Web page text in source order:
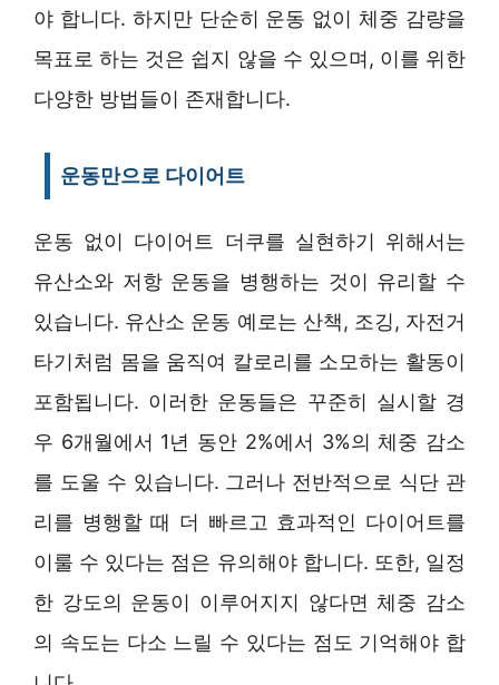
야 합니다. 하지만 단순히 운동 없이 체중 감량을
목표로 하는 것은 쉽지 않을 수 있으며, 이를 위한
다양한 방법들이 존재합니다.
운동만으로 다이어트
운동 없이 다이어트 더쿠를 실현하기 위해서는
유산소와 저항 운동을 병행하는 것이 유리할 수
있습니다. 유산소 운동 예로는 산책, 조깅, 자전거
타기처럼 몸을 움직여 칼로리를 소모하는 활동이
포함됩니다. 이러한 운동들은 꾸준히 실시할 경
우 6개월에서 1년 동안 2%에서 3%의 체중 감소
를 도울 수 있습니다. 그러나 전반적으로 식단 관
리를 병행할 때 더 빠르고 효과적인 다이어트를
이룰 수 있다는 점은 유의해야 합니다. 또한, 일정
한 강도의 운동이 이루어지지 않다면 체중 감소
의 속도는 다소 느릴 수 있다는 점도 기억해야 합